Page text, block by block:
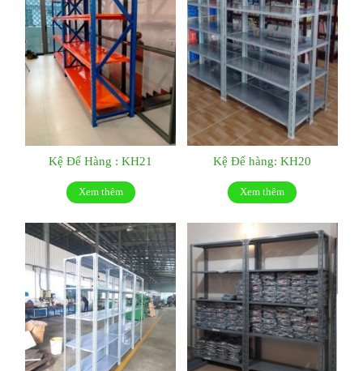
Kệ Để Hàng : KH21
Xem thêm
Kệ Để hàng: KH20
Xem thêm